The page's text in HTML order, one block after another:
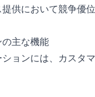
供において競争優
主な機能
ョンには、カスタ